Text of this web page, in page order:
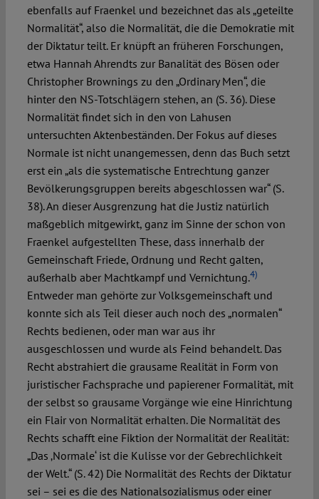
ebenfalls auf Fraenkel und bezeichnet das als „geteilte
Normalität“, also die Normalität, die die Demokratie mit
der Diktatur teilt. Er knüpft an früheren Forschungen,
etwa Hannah Ahrendts zur Banalität des Bösen oder
Christopher Brownings zu den „Ordinary Men“, die
hinter den NS-Totschlägern stehen, an (S. 36). Diese
Normalität findet sich in den von Lahusen
untersuchten Aktenbeständen. Der Fokus auf dieses
Normale ist nicht unangemessen, denn das Buch setzt
erst ein „als die systematische Entrechtung ganzer
Bevölkerungsgruppen bereits abgeschlossen war“ (S.
38). An dieser Ausgrenzung hat die Justiz natürlich
maßgeblich mitgewirkt, ganz im Sinne der schon von
Fraenkel aufgestellten These, dass innerhalb der
Gemeinschaft Friede, Ordnung und Recht galten,
außerhalb aber Machtkampf und Vernichtung.4)
Entweder man gehörte zur Volksgemeinschaft und
konnte sich als Teil dieser auch noch des „normalen“
Rechts bedienen, oder man war aus ihr
ausgeschlossen und wurde als Feind behandelt. Das
Recht abstrahiert die grausame Realität in Form von
juristischer Fachsprache und papierener Formalität, mit
der selbst so grausame Vorgänge wie eine Hinrichtung
ein Flair von Normalität erhalten. Die Normalität des
Rechts schafft eine Fiktion der Normalität der Realität:
„Das ‚Normale‘ ist die Kulisse vor der Gebrechlichkeit
der Welt.“ (S. 42) Die Normalität des Rechts der Diktatur
sei – sei es die des Nationalsozialismus oder einer